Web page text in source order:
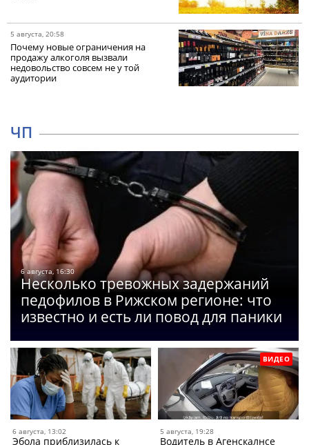
5 августа, 20:58
Почему новые ограничения на
продажу алкоголя вызвали
недовольство совсем не у той
аудитории
ЧП
6 августа, 16:30
Несколько тревожных задержаний
педофилов в Рижском регионе: что
известно и есть ли повод для паники
6 августа, 13:02
Эбола приблизилась к
ВИДЕО
5 августа, 19:28
Водитель в Агенскалнсе